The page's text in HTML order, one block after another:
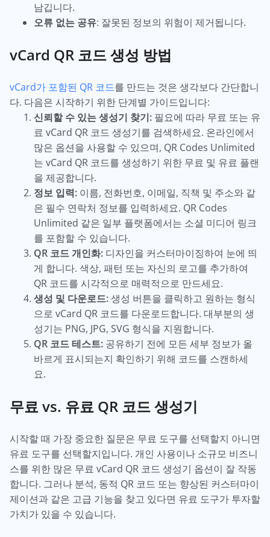
남깁니다.
오류 없는 공유: 잘못된 정보의 위험이 제거됩니다.
vCard QR 코드 생성 방법
vCard가 포함된 QR 코드를 만드는 것은 생각보다 간단합니
다. 다음은 시작하기 위한 단계별 가이드입니다:
신뢰할 수 있는 생성기 찾기: 필요에 따라 무료 또는 유
료 vCard QR 코드 생성기를 검색하세요. 온라인에서
많은 옵션을 사용할 수 있으며, QR Codes Unlimited
는 vCard QR 코드를 생성하기 위한 무료 및 유료 플랜
을 제공합니다.
정보 입력: 이름, 전화번호, 이메일, 직책 및 주소와 같
은 필수 연락처 정보를 입력하세요. QR Codes
Unlimited 같은 일부 플랫폼에서는 소셜 미디어 링크
를 포함할 수 있습니다.
QR 코드 개인화: 디자인을 커스터마이징하여 눈에 띄
게 합니다. 색상, 패턴 또는 자신의 로고를 추가하여
QR 코드를 시각적으로 매력적으로 만드세요.
생성 및 다운로드:생성 버튼을 클릭하고 원하는 형식
으로 vCard QR 코드를 다운로드합니다. 대부분의 생
성기는 PNG, JPG, SVG 형식을 지원합니다.
QR 코드 테스트: 공유하기 전에 모든 세부 정보가 올
바르게 표시되는지 확인하기 위해 코드를 스캔하세
요.
무료 vs. 유료 QR 코드 생성기
시작할 때 가장 중요한 질문은 무료 도구를 선택할지 아니면
유료 도구를 선택할지입니다. 개인 사용이나 소규모 비즈니
스를 위한 많은 무료 vCard QR 코드 생성기 옵션이 잘 작동
합니다. 그러나 분석, 동적 QR 코드 또는 향상된 커스터마이
제이션과 같은 고급 기능을 찾고 있다면 유료 도구가 투자할
가치가 있을 수 있습니다.